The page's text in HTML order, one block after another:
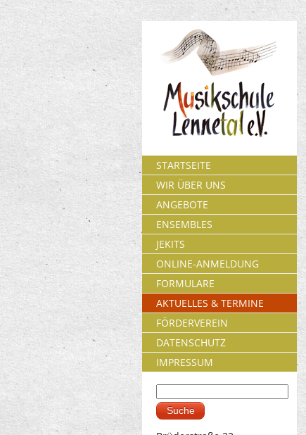
STARTSEITE
WIR ÜBER UNS
ANGEBOTE
ENSEMBLES
JEKITS
ONLINE-ANMELDUNG
FORMULARE
AKTUELLES & TERMINE
FÖRDERVEREIN
DATENSCHUTZ
IMPRESSUM
Suchformular